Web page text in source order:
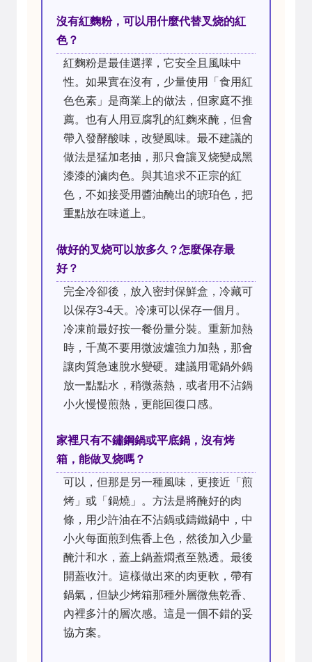
沒有紅麴粉，可以用什麼代替叉烧的紅
色？
紅麴粉是最佳選擇，它安全且風味中
性。如果實在沒有，少量使用「食用紅
色色素」是商業上的做法，但家庭不推
薦。也有人用豆腐乳的紅麴來醃，但會
帶入發酵酸味，改變風味。最不建議的
做法是猛加老抽，那只會讓叉烧變成黑
漆漆的滷肉色。與其追求不正宗的紅
色，不如接受用醬油醃出的琥珀色，把
重點放在味道上。
做好的叉烧可以放多久？怎麼保存最
好？
完全冷卻後，放入密封保鮮盒，冷藏可
以保存3-4天。冷凍可以保存一個月。
冷凍前最好按一餐份量分裝。重新加熱
時，千萬不要用微波爐強力加熱，那會
讓肉質急速脫水變硬。建議用電鍋外鍋
放一點點水，稍微蒸熱，或者用不沾鍋
小火慢慢煎熱，更能回復口感。
家裡只有不鏽鋼鍋或平底鍋，沒有烤
箱，能做叉烧嗎？
可以，但那是另一種風味，更接近「煎
烤」或「鍋燒」。方法是將醃好的肉
條，用少許油在不沾鍋或鑄鐵鍋中，中
小火每面煎到焦香上色，然後加入少量
醃汁和水，蓋上鍋蓋燜煮至熟透。最後
開蓋收汁。這樣做出來的肉更軟，帶有
鍋氣，但缺少烤箱那種外層微焦乾香、
內裡多汁的層次感。這是一個不錯的妥
協方案。